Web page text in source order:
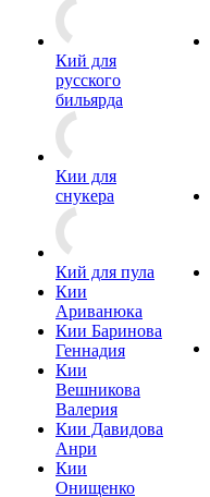
Кий для
русского
бильярда
Кии для
снукера
Кий для пула
Кии
Ариванюка
Кии Баринова
Геннадия
Кии
Вешникова
Валерия
Кии Давидова
Анри
Кии
Онищенко